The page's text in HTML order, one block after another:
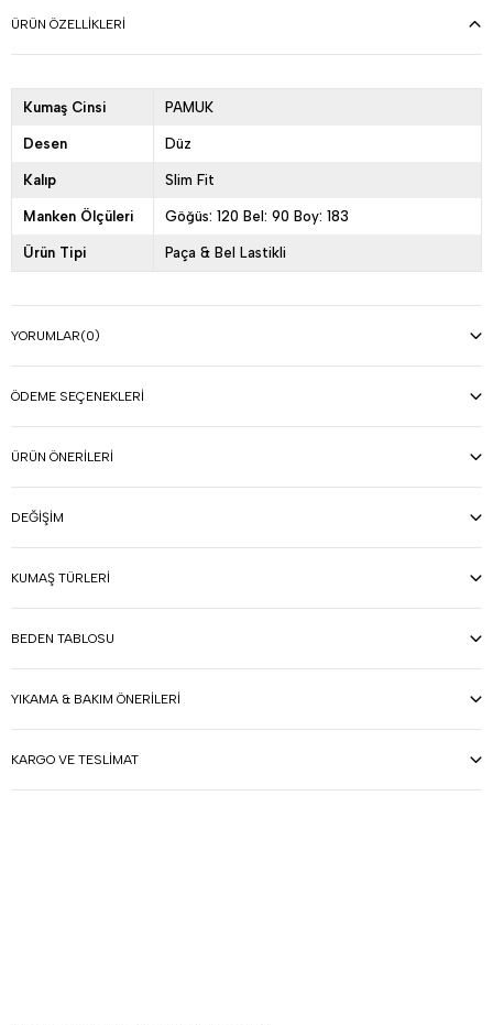
ÜRÜN ÖZELLIKLERI
Kumaş Cinsi PAMUK
Desen Düz
Kalıp Slim Fit
Manken Ölçüleri Göğüs: 120 Bel: 90 Boy: 183
Ürün Tipi Paça & Bel Lastikli
YORUMLAR(0)
ÖDEME SEÇENEKLERI
ÜRÜN ÖNERILERI
DEĞIŞIM
KUMAŞ TÜRLERI
BEDEN TABLOSU
YIKAMA & BAKIM ÖNERILERI
KARGO VE TESLIMAT